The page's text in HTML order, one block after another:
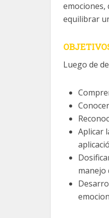
emociones,
equilibrar
Luego de
Aplicar
manejo